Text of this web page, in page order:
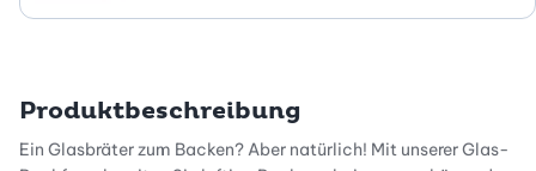
Produktbeschreibung
Ein Glasbräter zum Backen? Aber natürlich! Mit unserer Glas-